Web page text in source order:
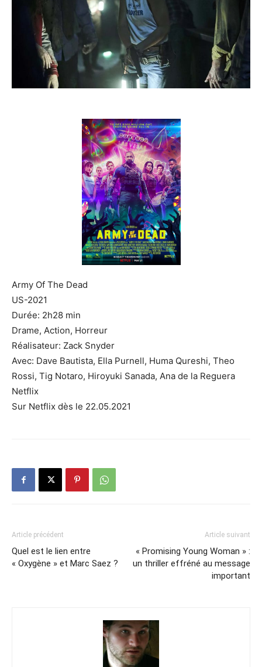
Army Of The Dead
US-2021
Durée: 2h28 min
Drame, Action, Horreur
Réalisateur: Zack Snyder
Avec: Dave Bautista, Ella Purnell, Huma Qureshi, Theo
Rossi, Tig Notaro, Hiroyuki Sanada, Ana de la Reguera
Netflix
Sur Netflix dès le 22.05.2021
Article précédent
Quel est le lien entre
« Oxygène » et Marc Saez ?
Article suivant
« Promising Young Woman » :
un thriller effréné au message
important